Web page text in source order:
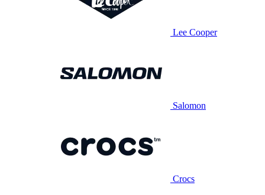
Lee Cooper
Salomon
Crocs